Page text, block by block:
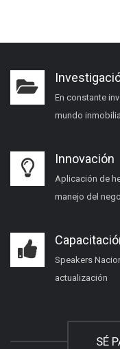
En constante
mundo
Innovación
Aplicación de
manejo del
Speakers
actualización
SÉ